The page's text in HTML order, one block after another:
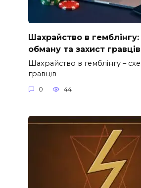
Шахрайство в
обману та захист
Шахрайство в гемблінгу –
гравців
0 44